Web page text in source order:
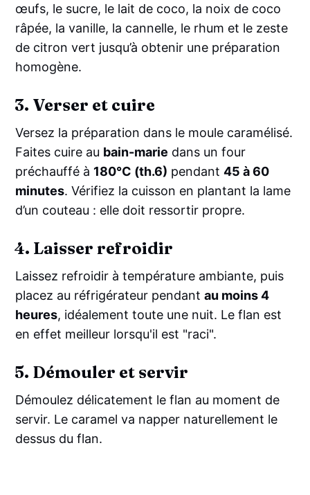
œufs, le sucre, le lait de coco, la noix de coco
râpée, la vanille, la cannelle, le rhum et le zeste
de citron vert jusqu’à obtenir une préparation
homogène.
3. Verser et cuire
Versez la préparation dans le moule caramélisé.
Faites cuire au bain-marie dans un four
préchauffé à 180°C (th.6) pendant45 à 60
minutes. Vérifiez la cuisson en plantant la lame
d’un couteau : elle doit ressortir propre.
4. Laisser refroidir
Laissez refroidir à température ambiante, puis
placez au réfrigérateur pendantau moins 4
heures, idéalement toute une nuit. Le flan est
en effet meilleur lorsqu'il est "raci".
5. Démouler et servir
Démoulez délicatement le flan au moment de
servir. Le caramel va napper naturellement le
dessus du flan.